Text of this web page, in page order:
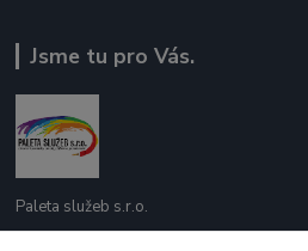
Jsme tu pro Vás.
Paleta služeb s.r.o.